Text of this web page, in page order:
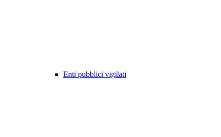
Enti pubblici vigilati